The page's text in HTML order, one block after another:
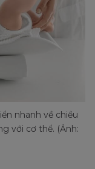
nhanh về chiều
với cơ thể. (Ảnh: